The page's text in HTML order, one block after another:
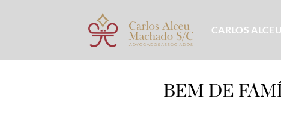
CARLOS
BEM DE